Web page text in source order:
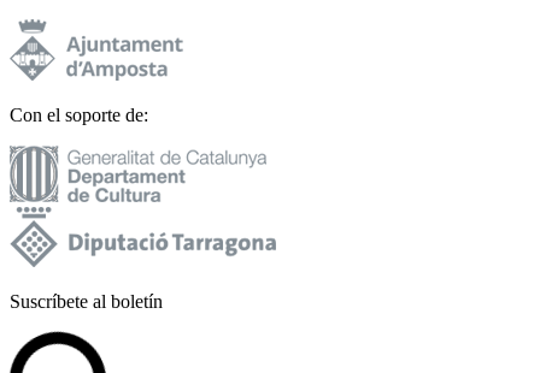
Con el soporte de:
Suscríbete al boletín